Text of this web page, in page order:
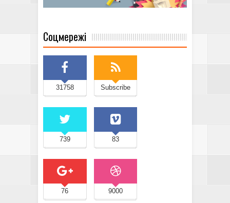
Соцмережі
31758 Subscribe
739 83
76 9000